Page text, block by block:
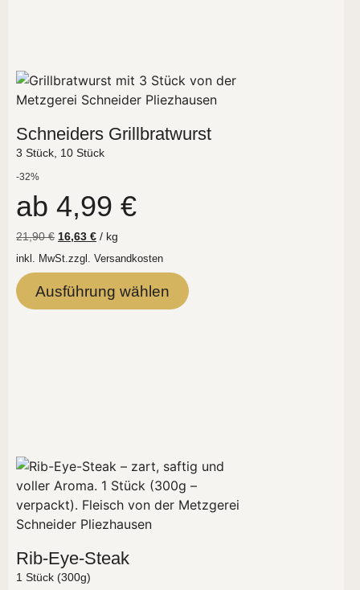
Schneiders Grillbratwurst
3 Stück, 10 Stück
-32%
ab 4,99 €
21,90€ 16,63 € / kg
inkl. MwSt.zzgl. Versandkosten
Ausführung wählen
Rib-Eye-Steak
1 Stück (300g)